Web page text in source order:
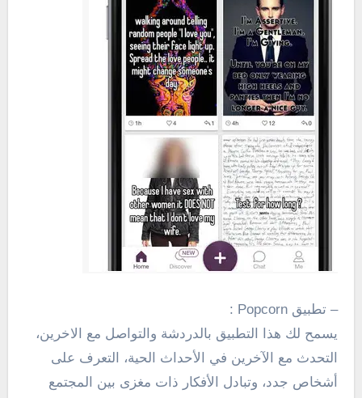
– تطبيق Popcorn :
يسمح لك هذا التطبيق بالدردشة والتواصل مع الاخرين،
التحدث مع الآخرين في الأحداث الحية،
التعرف على
أشخاص جدد، وتبادل الأفكار ذات مغزى بين
المجتمع